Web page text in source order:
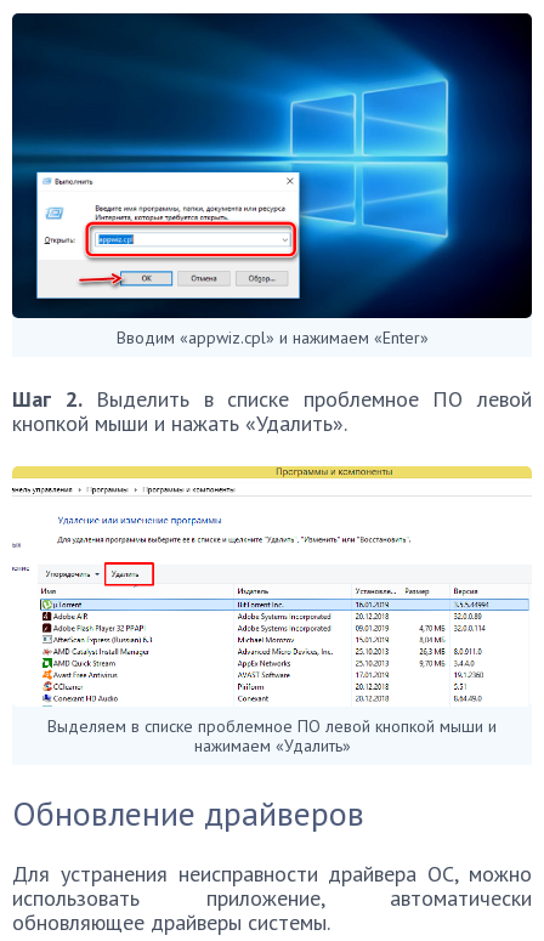
Вводим «appwiz.cpl» и нажимаем «Enter»
Шаг 2.Выделить в списке проблемное ПО левой
кнопкой мыши и нажать «Удалить».
Выделяем в списке проблемное ПО левой кнопкой мыши и
нажимаем «Удалить»
Обновление драйверов
Для устранения неисправности драйвера ОС, можно
использовать приложение, автоматически
обновляющее драйверы системы.